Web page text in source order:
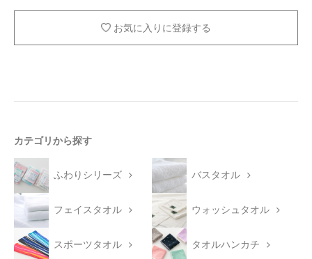
お気に入りに登録する
カテゴリから探す
ふわりシリーズ バスタオル
フェイスタオル ウォッシュタオル
スポーツタオル タオルハンカチ